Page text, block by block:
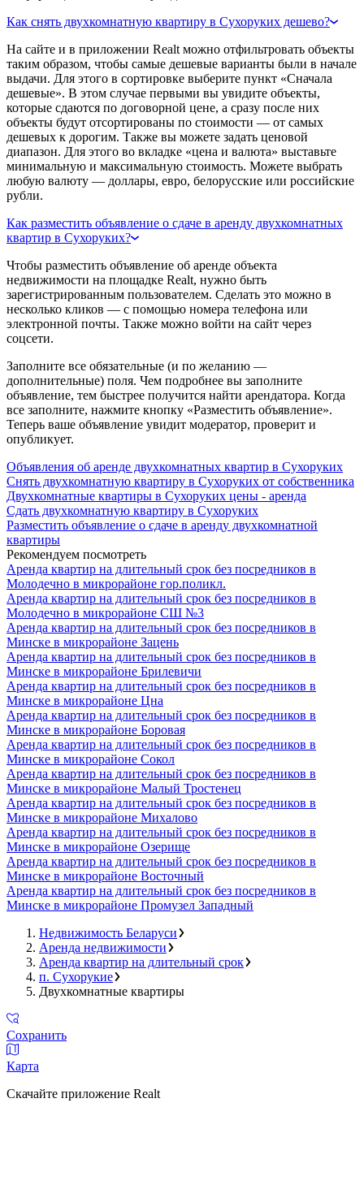
Как снять двухкомнатную квартиру в Сухоруких дешево?
На сайте и в приложении Realt можно отфильтровать объекты
таким образом, чтобы самые дешевые варианты были в начале
выдачи. Для этого в сортировке выберите пункт «Сначала
дешевые». В этом случае первыми вы увидите объекты,
которые сдаются по договорной цене, а сразу после них
объекты будут отсортированы по стоимости — от самых
дешевых к дорогим. Также вы можете задать ценовой
диапазон. Для этого во вкладке «цена и валюта» выставьте
минимальную и максимальную стоимость. Можете выбрать
любую валюту — доллары, евро, белорусские или российские
рубли.
Как разместить объявление о сдаче в аренду двухкомнатных
квартир в Сухоруких?
Чтобы разместить объявление об аренде объекта
недвижимости на площадке Realt, нужно быть
зарегистрированным пользователем. Сделать это можно в
несколько кликов — с помощью номера телефона или
электронной почты. Также можно войти на сайт через
соцсети.
Заполните все обязательные (и по желанию —
дополнительные) поля. Чем подробнее вы заполните
объявление, тем быстрее получится найти арендатора. Когда
все заполните, нажмите кнопку «Разместить объявление».
Теперь ваше объявление увидит модератор, проверит и
опубликует.
Объявления об аренде двухкомнатных квартир в Сухоруких
Снять двухкомнатную квартиру в Сухоруких от собственника
Двухкомнатные квартиры в Сухоруких цены - аренда
Сдать двухкомнатную квартиру в Сухоруких
Разместить объявление о сдаче в аренду двухкомнатной
квартиры
Рекомендуем посмотреть
Аренда квартир на длительный срок без посредников в
Молодечно в микрорайоне гор.поликл.
Аренда квартир на длительный срок без посредников в
Молодечно в микрорайоне СШ №3
Аренда квартир на длительный срок без посредников в
Минске в микрорайоне Зацень
Аренда квартир на длительный срок без посредников в
Минске в микрорайоне Брилевичи
Аренда квартир на длительный срок без посредников в
Минске в микрорайоне Цна
Аренда квартир на длительный срок без посредников в
Минске в микрорайоне Боровая
Аренда квартир на длительный срок без посредников в
Минске в микрорайоне Сокол
Аренда квартир на длительный срок без посредников в
Минске в микрорайоне Малый Тростенец
Аренда квартир на длительный срок без посредников в
Минске в микрорайоне Михалово
Аренда квартир на длительный срок без посредников в
Минске в микрорайоне Озерище
Аренда квартир на длительный срок без посредников в
Минске в микрорайоне Восточный
Аренда квартир на длительный срок без посредников в
Минске в микрорайоне Промузел Западный
Недвижимость Беларуси
Аренда недвижимости
Аренда квартир на длительный срок
п. Сухорукие
Двухкомнатные квартиры
Сохранить
Карта
Скачайте приложение Realt